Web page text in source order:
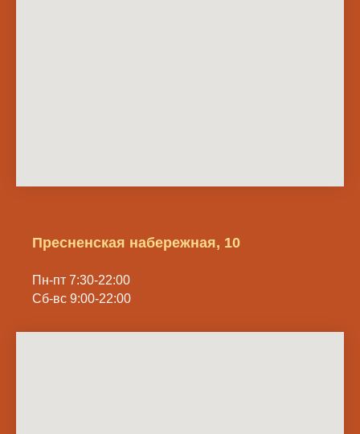
Пресненская набережная, 10
Пн-пт 7:30-22:00
Сб-вс 9:00-22:00